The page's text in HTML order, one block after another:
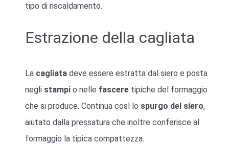
tipo di riscaldamento.
Estrazione della cagliata
La cagliata deve essere estratta dal siero e posta
negli stampi o nelle fascere tipiche del formaggio
che si produce. Continua così lo spurgo del siero,
aiutato dalla pressatura che inoltre conferisce al
formaggio la tipica compattezza.